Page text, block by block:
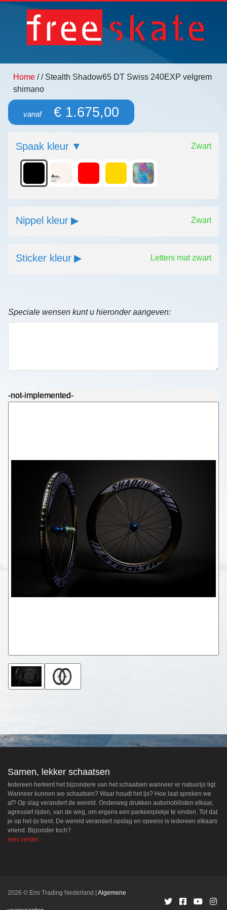
Home // Stealth Shadow65 DT Swiss 240EXP velgrem
shimano
vanaf€ 1.675,00
Spaak kleur Zwart
Nippel kleur Zwart
Sticker kleur Letters mat zwart
Speciale wensen kunt u hieronder aangeven:
-not-implemented-
-not-implemented-
-not-implemented-
-not-implemented-
Samen, lekker schaatsen
Iedereen herkent het bijzondere van het schaatsen wanneer er natuurijs ligt.
Wanneer kunnen we schaatsen? Waar houdt het ijs? Hoe laat spreken we
af? Op slag verandert de wereld. Onderweg drukken automobilisten elkaar,
agressief rijden, van de weg, om ergens een parkeerplekje te vinden. Tot dat
je op het ijs bent. De wereld verandert opslag en opeens is iedereen elkaars
vriend. Bijzonder toch?
lees verder...
2026 © Eris Trading Nederland Algemene